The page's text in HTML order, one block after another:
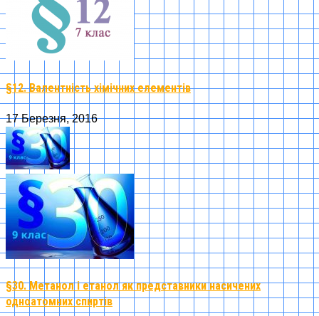
§12. Валентність хімічних елементів
17 Березня, 2016
§30. Метанол і етанол як представники насичених
одноатомних спиртів